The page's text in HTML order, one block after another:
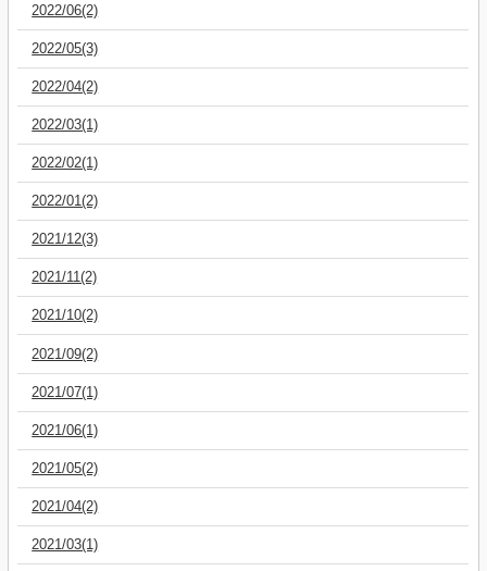
2022/06(2)
2022/05(3)
2022/04(2)
2022/03(1)
2022/02(1)
2022/01(2)
2021/12(3)
2021/11(2)
2021/10(2)
2021/09(2)
2021/07(1)
2021/06(1)
2021/05(2)
2021/04(2)
2021/03(1)